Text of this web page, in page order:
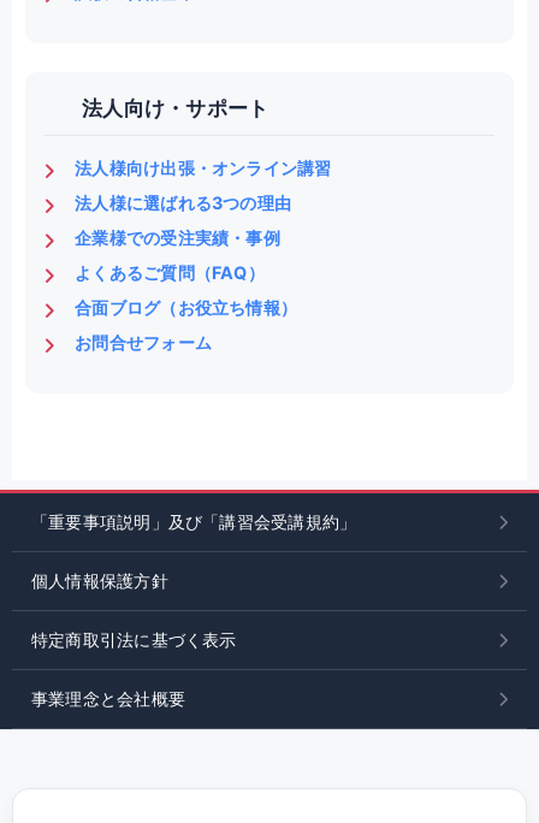
法人向け・サポート
法人様向け出張・オンライン講習
法人様に選ばれる3つの理由
企業様での受注実績・事例
よくあるご質問（FAQ）
合面ブログ（お役立ち情報）
お問合せフォーム
「重要事項説明」及び「講習会受講規約」
個人情報保護方針
特定商取引法に基づく表示
事業理念と会社概要